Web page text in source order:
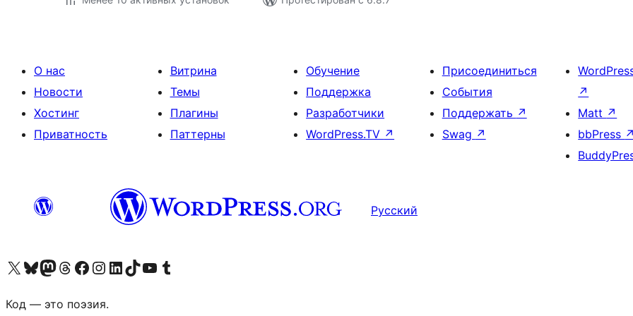
О нас
Новости
Хостинг
Приватность
Витрина
Темы
Плагины
Паттерны
Обучение
Поддержка
Разработчики
WordPress.TV ↗
Присоединиться
События
Поддержать ↗
Swag ↗
↗
Matt ↗
bbPress ↗
Русский
Посетите нас в X (ранее Twitter)
Посетите нашу учётную запись в Bluesky
Посетите нашу ленту в Mastodon
Посетите нашу учётную запись в Threads
Посетите нашу страницу на Facebook
Посетите наш Instagram
Посетите нашу страницу в LinkedIn
Посетите нашу учётную запись в TikTok
Посетите наш канал YouTube
Посетите нашу учётную запись в Tumblr
Код — это поэзия.